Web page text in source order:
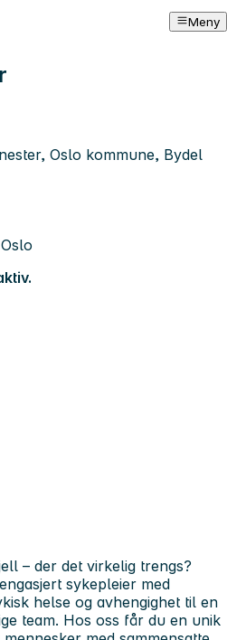
Meny
Oslo kommune, Bydel
– der det virkelig trengs?
sykepleier med
helse og avhengighet til en
team. Hos oss får du en unik